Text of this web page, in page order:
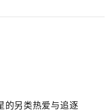
的另类热爱与追逐